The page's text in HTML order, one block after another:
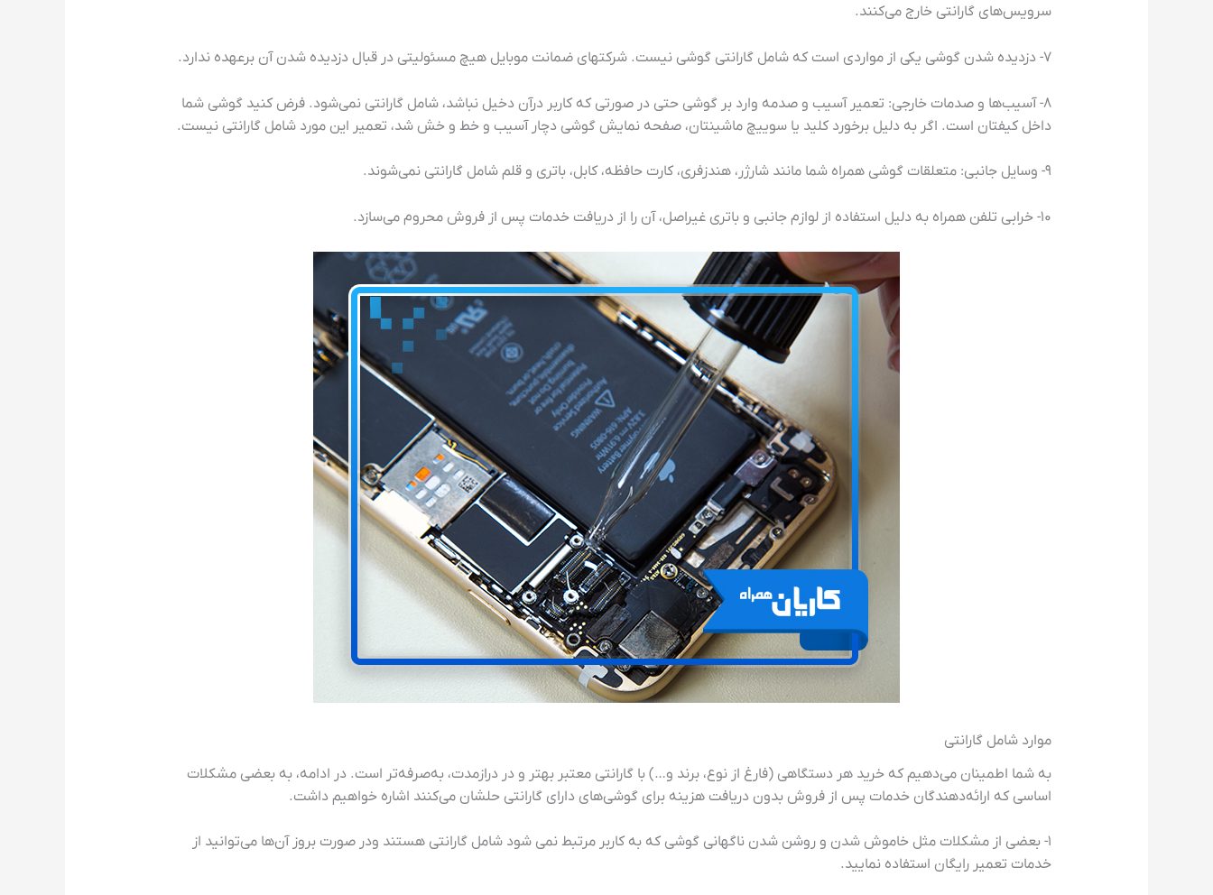
سرویس‌های گارانتی خارج می‌کنند.
۷- دزدیده شدن گوشی یکی از مواردی است که شامل گارانتی گوشی نیست. شرکتهای ضمانت موبایل هیچ مسئولیتی در قبال دزدیده شدن آن برعهده ندارد.
۸- آسیب‌ها و صدمات خارجی: تعمیر آسیب و صدمه وارد بر گوشی حتی در صورتی که کاربر درآن دخیل نباشد، شامل گارانتی نمی‌شود. فرض کنید گوشی شما
داخل کیفتان است. اگر به دلیل برخورد کلید یا سوییچ ماشینتان، صفحه نمایش گوشی دچار آسیب و خط و خش شد، تعمیر این مورد شامل گارانتی نیست.
۹- وسایل جانبی: متعلقات گوشی همراه شما مانند شارژر، هندزفری، کارت حافظه، کابل، باتری و قلم شامل گارانتی نمی‌شوند.
۱۰- خرابی تلفن همراه به دلیل استفاده از لوازم جانبی و باتری غیراصل، آن را از دریافت خدمات پس از فروش محروم می‌سازد.
موارد شامل گارانتی
به شما اطمینان می‌دهیم که خرید هر دستگاهی (فارغ از نوع،‌ برند و…) با گارانتی معتبر بهتر و در درازمدت،‌ به‌صرفه‌تر است. در ادامه، به بعضی مشکلات
اساسی که ارائه‌دهندگان خدمات پس از فروش بدون دریافت هزینه برای گوشی‌های دارای گارانتی حلشان می‌کنند اشاره خواهیم داشت.
۱- بعضی از مشکلات مثل خاموش شدن و روشن شدن ناگهانی گوشی که به کاربر مرتبط نمی شود شامل گارانتی هستند ودر صورت بروز آن‌ها می‌توانید از
خدمات تعمیر رایگان استفاده نمایید.